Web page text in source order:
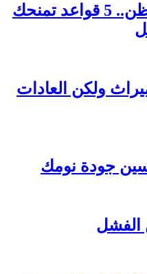
لست مشغولًا كما تظن.. 5 قواعد تمنحك
ولكن العادات